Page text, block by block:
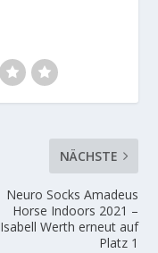
NÄCHSTE
Neuro Socks Amadeus
Horse Indoors 2021 –
Isabell Werth erneut auf
Platz 1